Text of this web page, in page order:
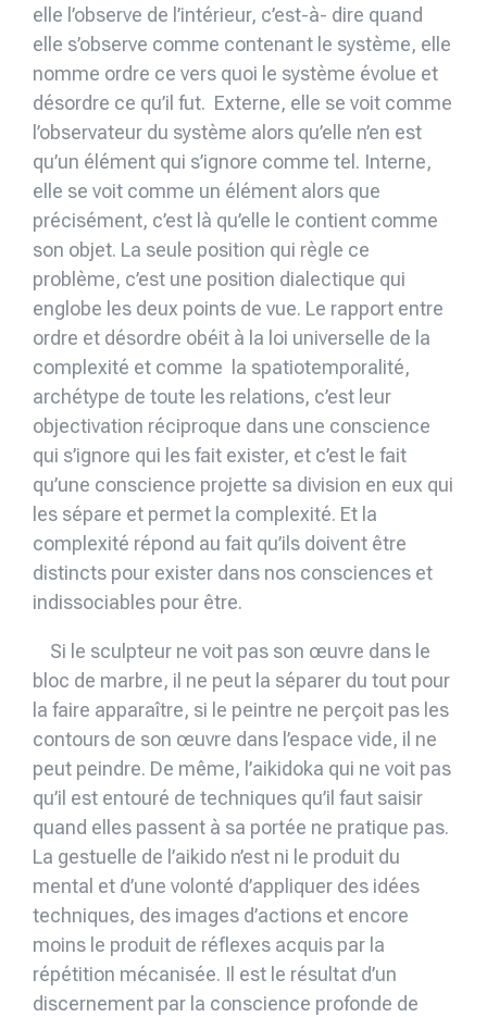
elle l’observe de l’intérieur, c’est-à- dire quand
elle s’observe comme contenant le système, elle
nomme ordre ce vers quoi le système évolue et
désordre ce qu’il fut. Externe, elle se voit comme
l’observateur du système alors qu’elle n’en est
qu’un élément qui s’ignore comme tel. Interne,
elle se voit comme un élément alors que
précisément, c’est là qu’elle le contient comme
son objet. La seule position qui règle ce
problème, c’est une position dialectique qui
englobe les deux points de vue. Le rapport entre
ordre et désordre obéit à la loi universelle de la
complexité et comme la spatiotemporalité,
archétype de toute les relations, c’est leur
objectivation réciproque dans une conscien­ce
qui s’ignore qui les fait exister, et c’est le fait
qu’une conscience projette sa division en eux qui
les sépare et permet la complexité. Et la
complexité répond au fait qu’ils doivent être
distincts pour exister dans nos consciences et
indissociables pour être.
Si le sculpteur ne voit pas son œuvre dans le
bloc de marbre, il ne peut la séparer du tout pour
la faire apparaître, si le peintre ne perçoit pas les
contours de son œuvre dans l’espace vide, il ne
peut peindre. De même, l’aikidoka qui ne voit pas
qu’il est entouré de techniques qu’il faut saisir
quand elles passent à sa portée ne pratique pas.
La gestuelle de l’aikido n’est ni le produit du
mental et d’une volonté d’appli­quer des idées
techniques, des images d’actions et encore
moins le produit de réflexes acquis par la
répétition mécanisée. Il est le résultat d’un
discernement par la conscience profonde de